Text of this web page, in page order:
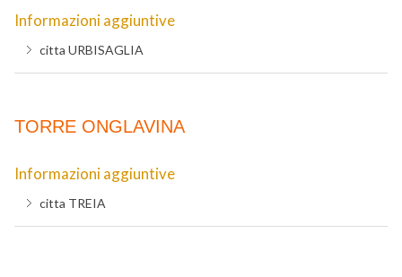
Informazioni aggiuntive
citta URBISAGLIA
TORRE ONGLAVINA
Informazioni aggiuntive
citta TREIA